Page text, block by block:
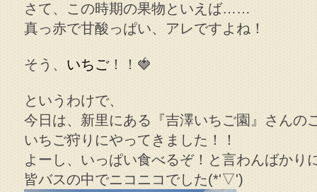
さて、この時期の果物といえば……
真っ赤で甘酸っぱい、アレですよね！
そう、 いちご！！🍓
というわけで、
今日は、新里にある 『吉澤いちご園』 さんの
いちご狩りにやってきました！！
よーし、いっぱい食べるぞ！と言わんばかり
皆バスの中でニコニコでした(*'▽')